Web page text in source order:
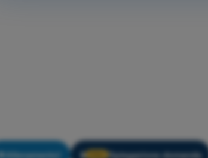
Allenamento! 🔒 Spiegazione domanda